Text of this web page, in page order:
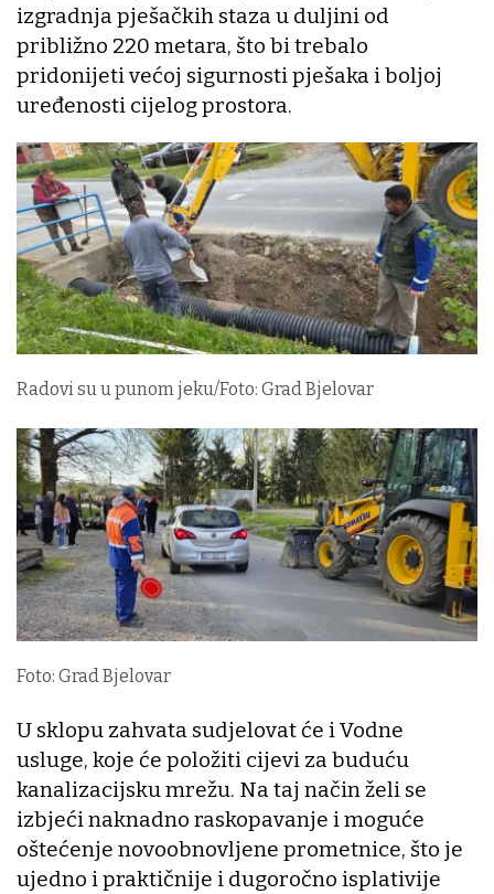
izgradnja pješačkih staza u duljini od
približno 220 metara, što bi trebalo
pridonijeti većoj sigurnosti pješaka i boljoj
uređenosti cijelog prostora.
Radovi su u punom jeku/Foto: Grad Bjelovar
Foto: Grad Bjelovar
U sklopu zahvata sudjelovat će i Vodne
usluge, koje će položiti cijevi za buduću
kanalizacijsku mrežu. Na taj način želi se
izbjeći naknadno raskopavanje i moguće
oštećenje novoobnovljene prometnice, što je
ujedno i praktičnije i dugoročno isplativije